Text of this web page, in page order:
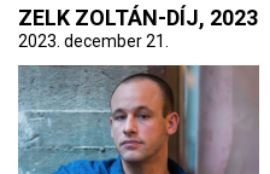
ZELK ZOLTÁN-DÍJ, 2023
2023. december 21.